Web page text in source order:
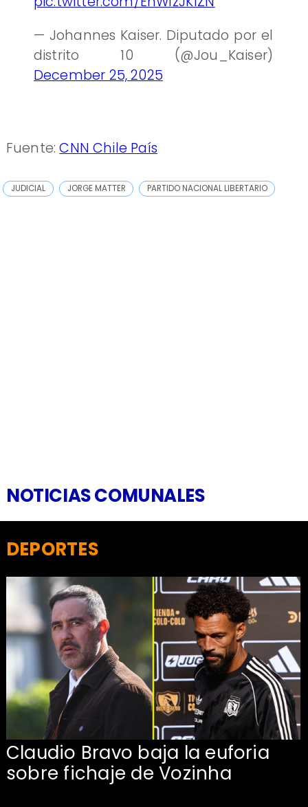
— Johannes Kaiser. Diputado por el
distrito 10 (@Jou_Kaiser)
December 25, 2025
Fuente:CNN Chile País
JUDICIAL JORGE MATTER PARTIDO NACIONAL LIBERTARIO
NOTICIAS COMUNALES
Claudio Bravo baja la euforia
sobre fichaje de Vozinha
DEPORTES